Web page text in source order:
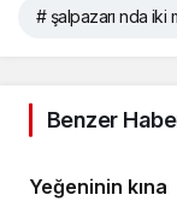
# şalpazarı nda iki
Benzer
Yeğeninin kına